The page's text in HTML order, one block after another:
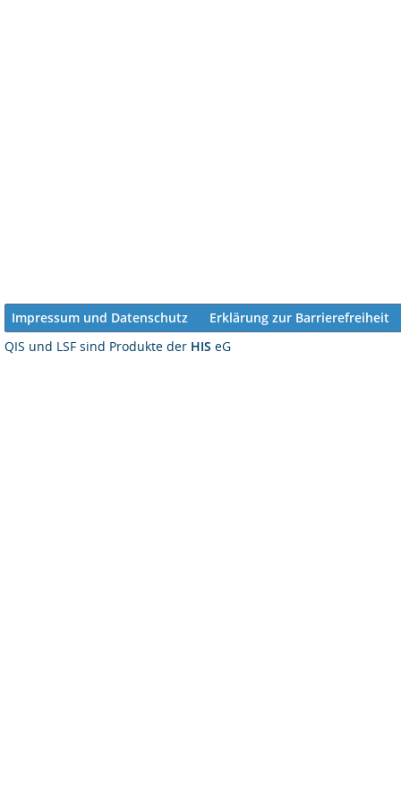
Impressum und Datenschutz
Erklärung zur Barrierefreiheit
QIS und LSF sind Produkte der HIS eG